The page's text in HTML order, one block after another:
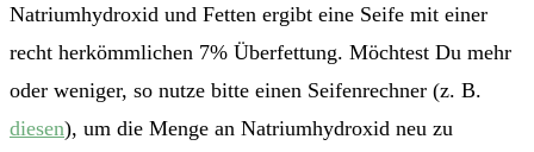
Natriumhydroxid und Fetten ergibt eine Seife mit einer
recht herkömmlichen 7% Überfettung. Möchtest Du mehr
oder weniger, so nutze bitte einen Seifenrechner (z. B.
diesen), um die Menge an Natriumhydroxid neu zu